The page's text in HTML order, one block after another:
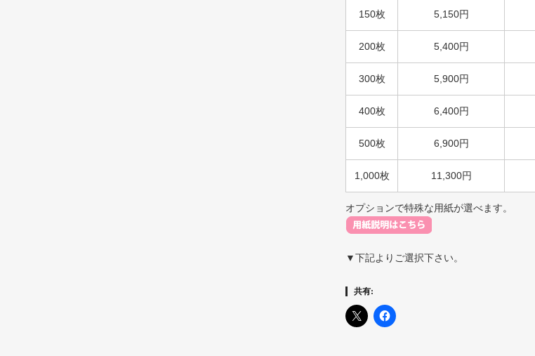
150枚 5,150円
200枚 5,400円
300枚 5,900円
400枚 6,400円
500枚 6,900円
1,000枚 11,300円
オプションで特殊な用紙が選べます。
▼下記よりご選択下さい。
共有: